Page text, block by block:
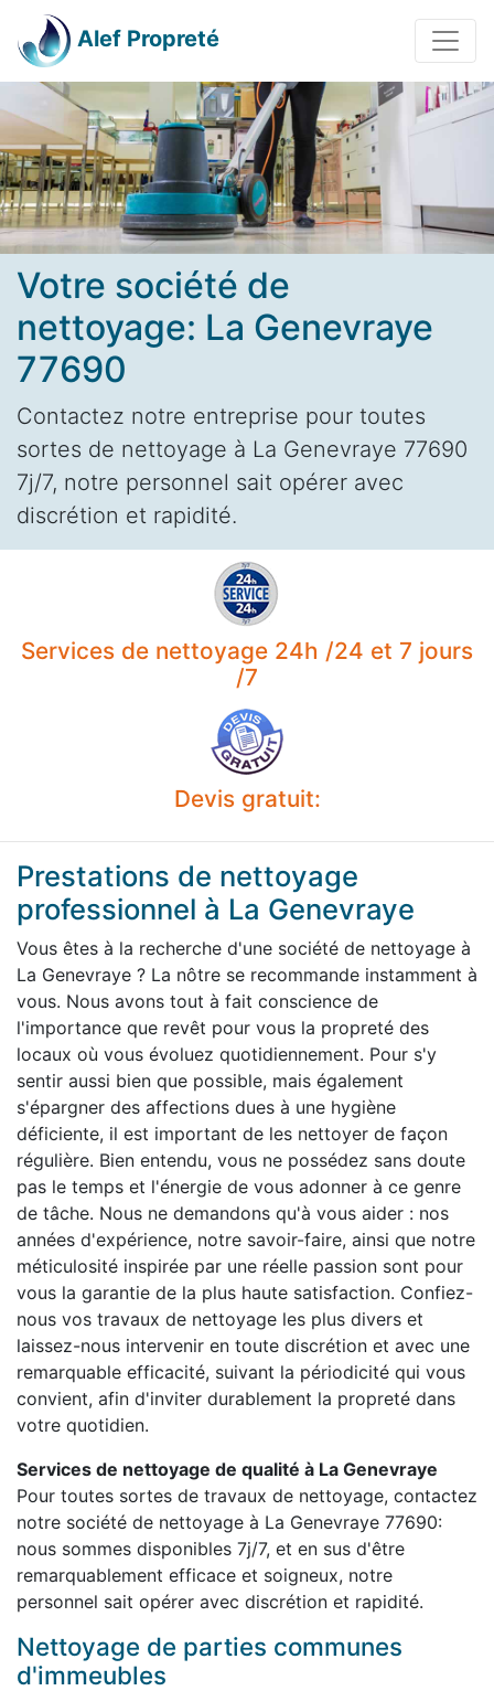
Alef Propreté
Votre société de
nettoyage: La Genevraye
77690
Contactez notre entreprise pour toutes
sortes de nettoyage à La Genevraye 77690
7j/7, notre personnel sait opérer avec
discrétion et rapidité.
Services de nettoyage 24h /24 et 7 jours
/7
Devis gratuit:
Prestations de nettoyage
professionnel à La Genevraye
Vous êtes à la recherche d'une société de nettoyage à
La Genevraye ? La nôtre se recommande instamment à
vous. Nous avons tout à fait conscience de
l'importance que revêt pour vous la propreté des
locaux où vous évoluez quotidiennement. Pour s'y
sentir aussi bien que possible, mais également
s'épargner des affections dues à une hygiène
déficiente, il est important de les nettoyer de façon
régulière. Bien entendu, vous ne possédez sans doute
pas le temps et l'énergie de vous adonner à ce genre
de tâche. Nous ne demandons qu'à vous aider : nos
années d'expérience, notre savoir-faire, ainsi que notre
méticulosité inspirée par une réelle passion sont pour
vous la garantie de la plus haute satisfaction. Confiez-
nous vos travaux de nettoyage les plus divers et
laissez-nous intervenir en toute discrétion et avec une
remarquable efficacité, suivant la périodicité qui vous
convient, afin d'inviter durablement la propreté dans
votre quotidien.
Services de nettoyage de qualité à La Genevraye
Pour toutes sortes de travaux de nettoyage, contactez
notre société de nettoyage à La Genevraye 77690:
nous sommes disponibles 7j/7, et en sus d'être
remarquablement efficace et soigneux, notre
personnel sait opérer avec discrétion et rapidité.
Nettoyage de parties communes
d'immeubles